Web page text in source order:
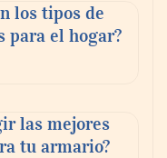
los tipos de
para el hogar?
las mejores
tu armario?